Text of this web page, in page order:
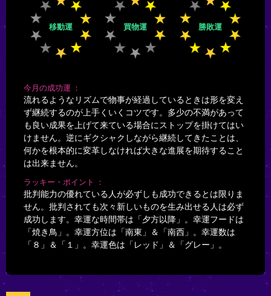
移動運 買物運 勝敗運
今月の成功運
流れるようなリズムで物事が経過しているときは形を変え
ず継続するのが上手くいくコツです。多少の不満があって
も良い成果を上げて来ている場合にストップを掛けてはい
けません。逆にギクシャクしながら継続してきたことは、
何かを根本的に変革しなければ大きな進展を期待すること
は出来ません。
ラッキー・ポイント
批判能力の優れている人が必ずしも成功できるとは限りま
せん。批判されても次々新しいものを生み出せる人は必ず
成功します。幸運な時間帯は「夕方以降」。幸運フードは
「焼き鳥」。幸運方位は「南東」＆「南西」。幸運数は
「８」＆「１」。幸運色は「レッド」＆「グレー」。